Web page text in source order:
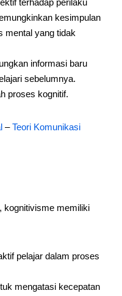
terhadap perilaku
kesimpulan
mental yang tidak
informasi baru
sebelumnya.
proses kognitif.
–Teori Komunikasi
kognitivisme memiliki
pelajar dalam proses
mengatasi kecepatan